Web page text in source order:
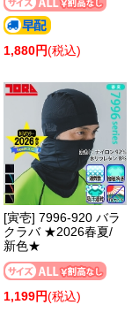
1,880円(税込)
[寅壱] 7996-920 バラ
クラバ ★2026春夏/
新色★
1,199円(税込)